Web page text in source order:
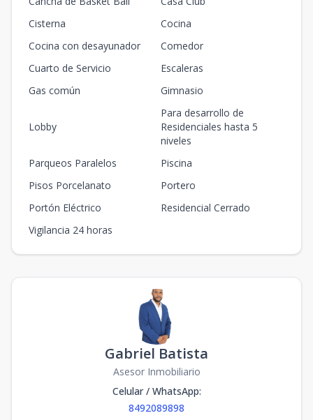
Cisterna
Cocina
Cocina con desayunador
Comedor
Cuarto de Servicio
Escaleras
Gas común
Gimnasio
Lobby
Para desarrollo de
Residenciales hasta 5
niveles
Parqueos Paralelos
Piscina
Pisos Porcelanato
Portero
Portón Eléctrico
Residencial Cerrado
Vigilancia 24 horas
Gabriel Batista
Asesor Inmobiliario
Celular / WhatsApp:
8492089898